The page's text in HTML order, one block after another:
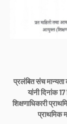
प्रलंबित संच
यांनी दिनांक
शिक्षणाधिकारी
प्राथमिक